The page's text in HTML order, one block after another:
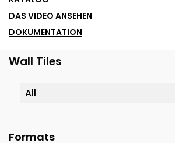
DAS VIDEO ANSEHEN
DOKUMENTATION
Wall Tiles
Formats